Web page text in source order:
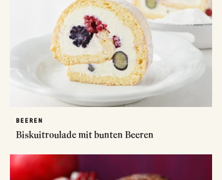
BEEREN
Biskuitroulade mit bunten Beeren